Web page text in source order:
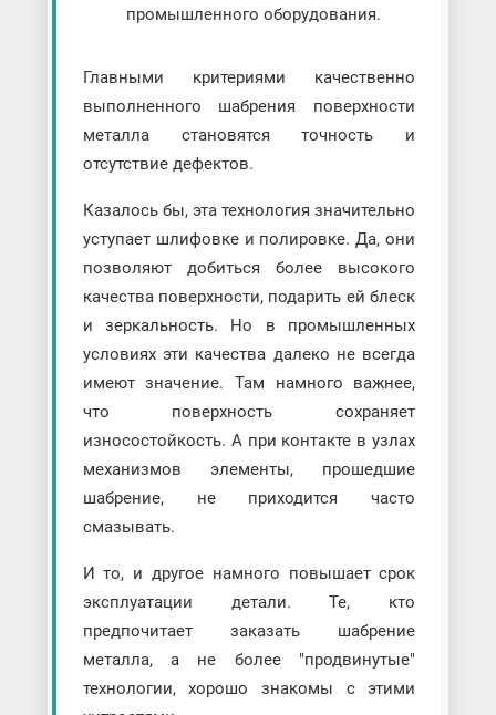
промышленного оборудования.
Главными критериями качественно
выполненного шабрения поверхности
металла становятся точность и
отсутствие дефектов.
Казалось бы, эта технология значительно
уступает шлифовке и полировке. Да, они
позволяют добиться более высокого
качества поверхности, подарить ей блеск
и зеркальность. Но в промышленных
условиях эти качества далеко не всегда
имеют значение. Там намного важнее,
что поверхность сохраняет
износостойкость. А при контакте в узлах
механизмов элементы, прошедшие
шабрение, не приходится часто
смазывать.
И то, и другое намного повышает срок
эксплуатации детали. Те, кто
предпочитает заказать шабрение
металла, а не более "продвинутые"
технологии, хорошо знакомы с этими